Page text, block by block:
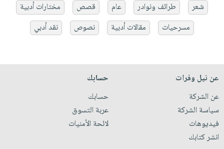
شعر
طرائف ونوادر عام قصص
مختارات أدبية
مسرحيات
مقالات أدبية نصوص نقد أدبي
عن نيل وفرات
عن الشركة
سياسة الشركة
فيديوهات
انشر كتابك
حسابك
حسابك
عربة التسوق
لائحة الأمنيات